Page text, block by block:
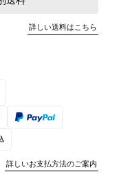
は分からない状
摯に受け止め、
してまいりま
安心して商品を
、より正確な状
てまいります。
詳しい送料はこちら
詳しいお支払方法のご案内